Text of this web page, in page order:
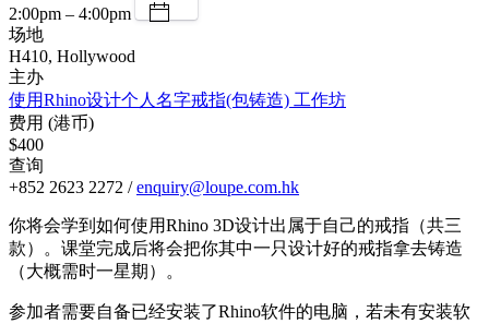
2:00pm – 4:00pm
场地
H410, Hollywood
主办
使用Rhino设计个人名字戒指(包铸造) 工作坊
费用 (港币)
$400
查询
+852 2623 2272 /enquiry@loupe.com.hk
你将会学到如何使用Rhino 3D设计出属于自己的戒指（共三
款）。课堂完成后将会把你其中一只设计好的戒指拿去铸造
（大概需时一星期）。
参加者需要自备已经安装了Rhino软件的电脑，若未有安装软